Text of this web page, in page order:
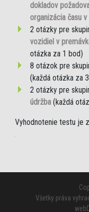
dokladov
organizácia času
2 otázky pre
vozidiel v
otázka za 1 bod)
8 otázok pre
(každá otázka za
2 otázky pre
údržba (každá
Vyhodnotenie testu je
Všetky práva